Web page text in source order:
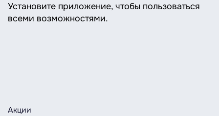
Установите приложение, чтобы пользоваться
всеми возможностями.
Акции